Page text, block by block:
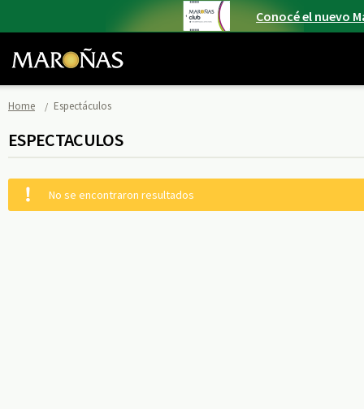
Conocé el nuevo
Home Espectáculos
ESPECTACULOS
No se encontraron resultados